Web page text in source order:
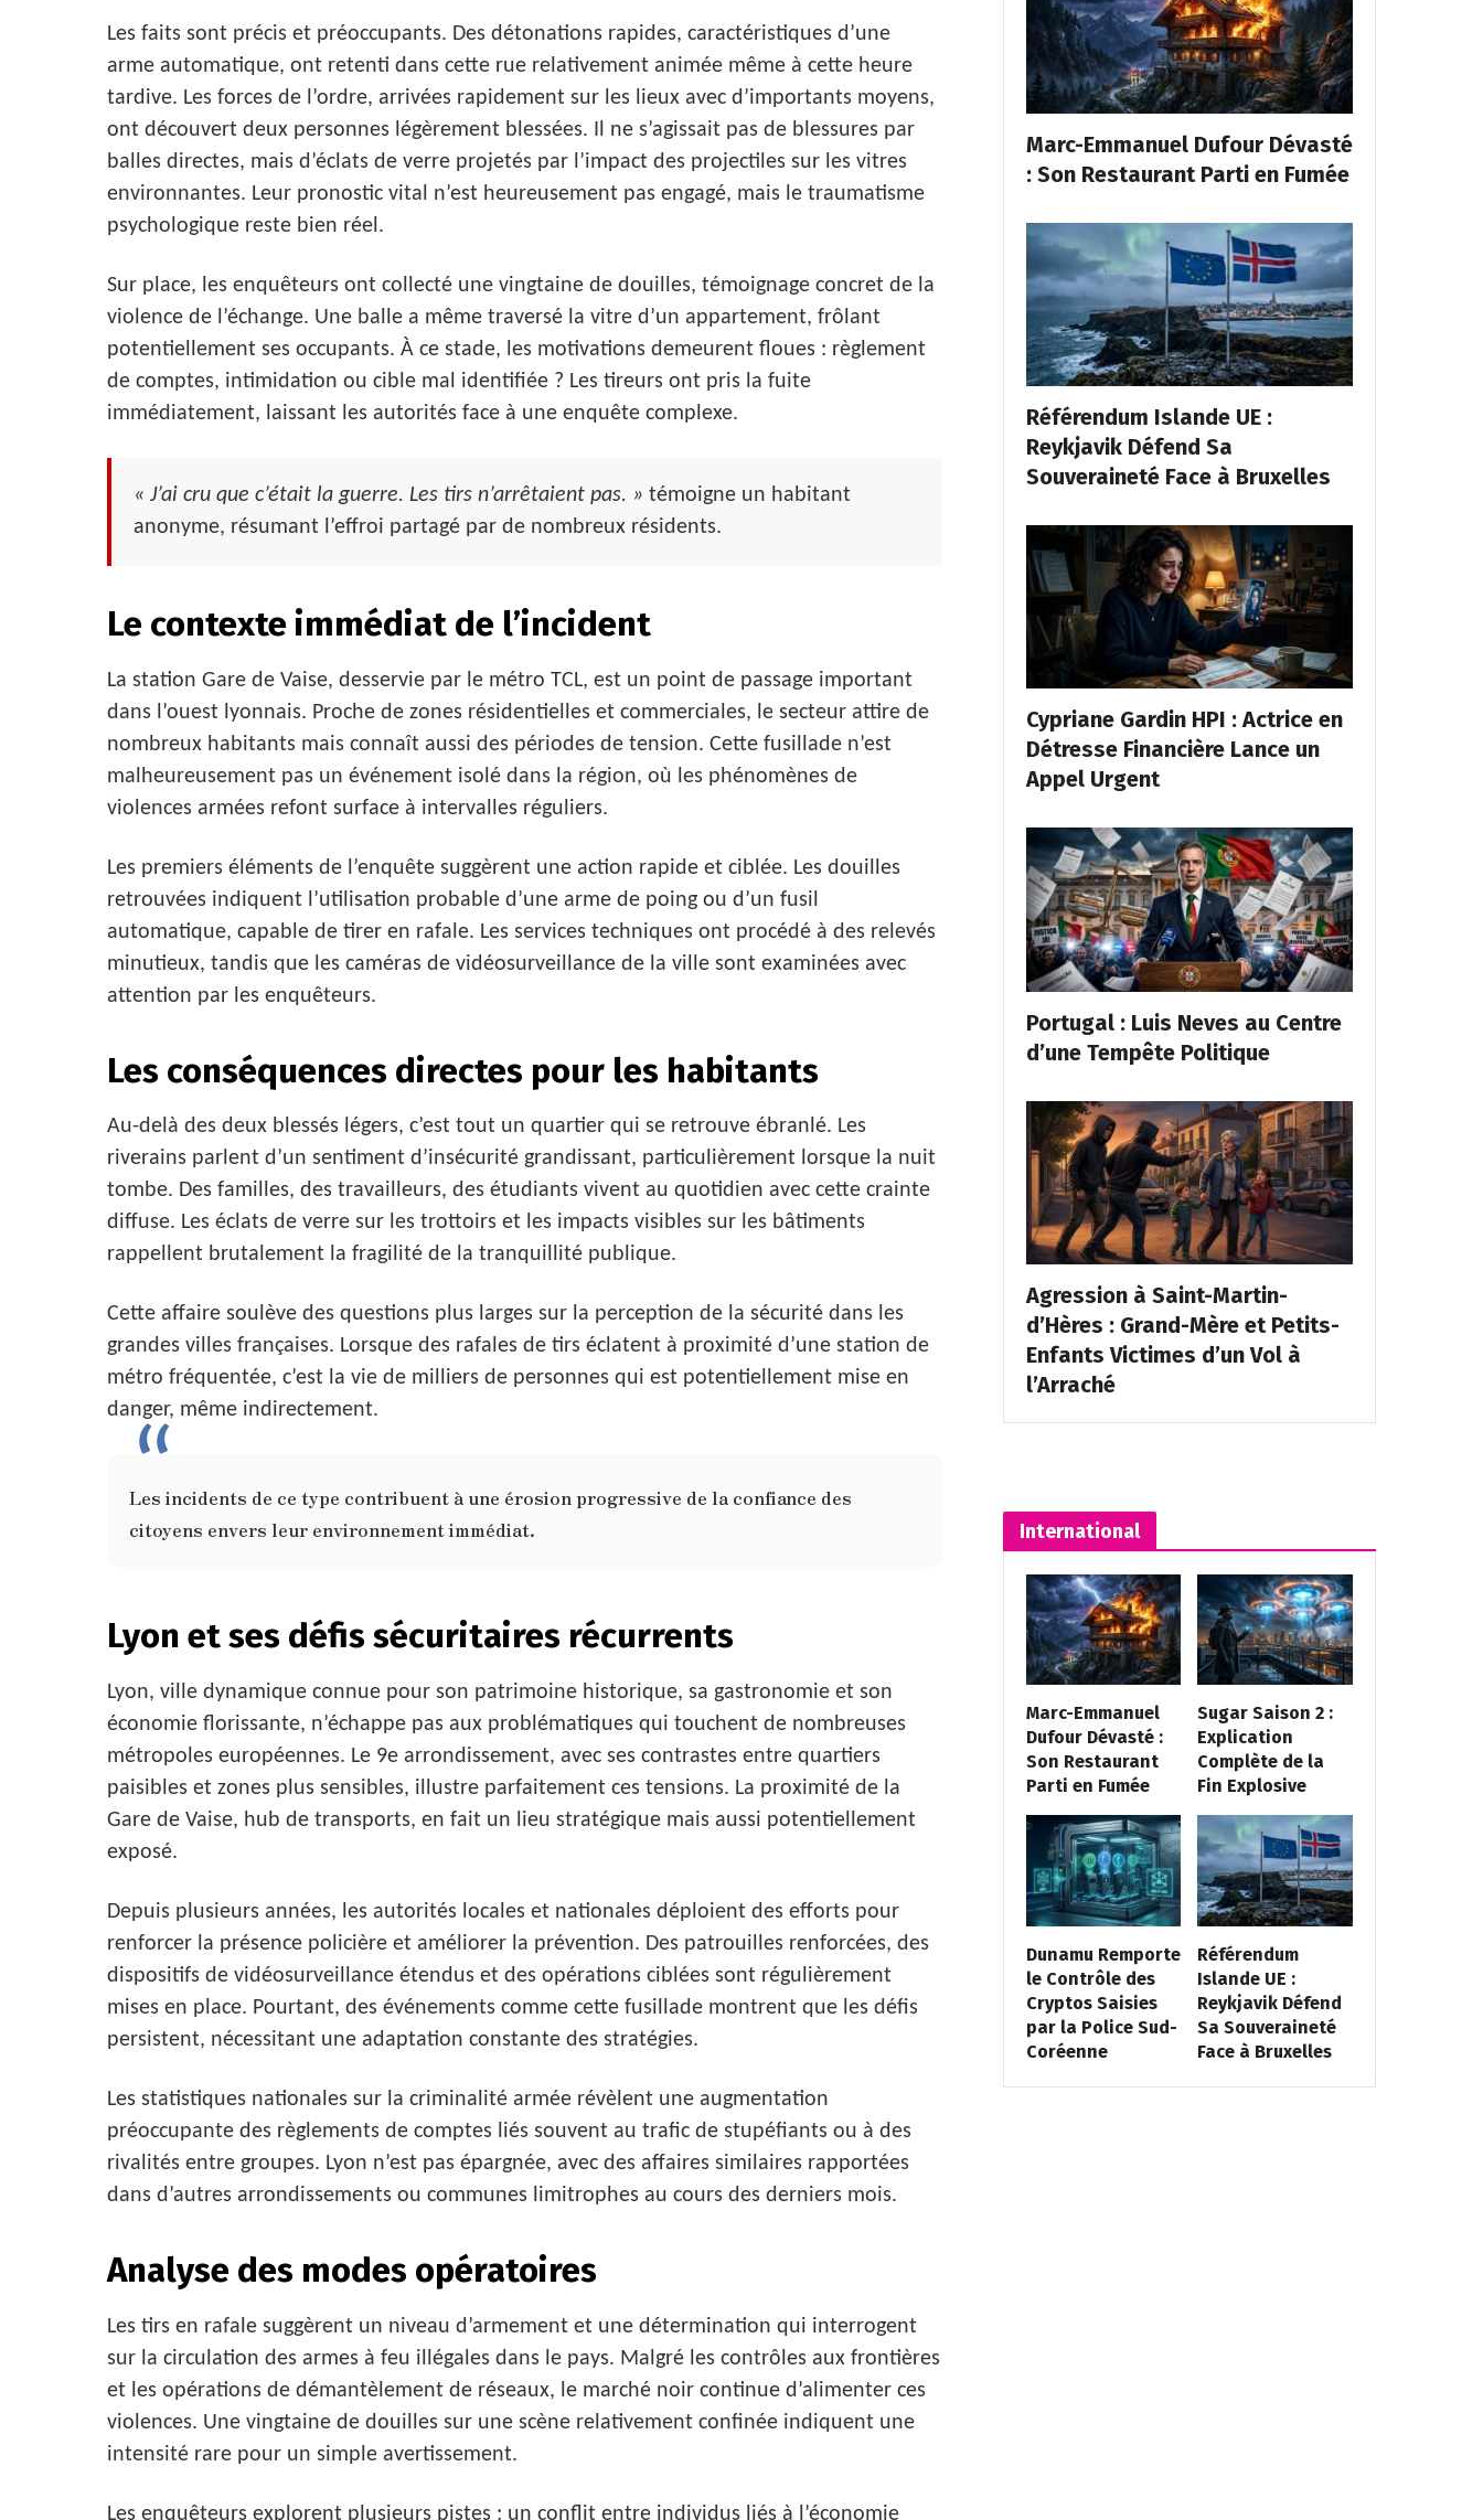
Les faits sont précis et préoccupants. Des détonations rapides, caractéristiques d’une
arme automatique, ont retenti dans cette rue relativement animée même à cette heure
tardive. Les forces de l’ordre, arrivées rapidement sur les lieux avec d’importants moyens,
ont découvert deux personnes légèrement blessées. Il ne s’agissait pas de blessures par
balles directes, mais d’éclats de verre projetés par l’impact des projectiles sur les vitres
environnantes. Leur pronostic vital n’est heureusement pas engagé, mais le traumatisme
psychologique reste bien réel.
Sur place, les enquêteurs ont collecté une vingtaine de douilles, témoignage concret de la
violence de l’échange. Une balle a même traversé la vitre d’un appartement, frôlant
potentiellement ses occupants. À ce stade, les motivations demeurent floues : règlement
de comptes, intimidation ou cible mal identifiée ? Les tireurs ont pris la fuite
immédiatement, laissant les autorités face à une enquête complexe.
« J’ai cru que c’était la guerre. Les tirs n’arrêtaient pas. » témoigne un habitant
anonyme, résumant l’effroi partagé par de nombreux résidents.
Le contexte immédiat de l’incident
La station Gare de Vaise, desservie par le métro TCL, est un point de passage important
dans l’ouest lyonnais. Proche de zones résidentielles et commerciales, le secteur attire de
nombreux habitants mais connaît aussi des périodes de tension. Cette fusillade n’est
malheureusement pas un événement isolé dans la région, où les phénomènes de
violences armées refont surface à intervalles réguliers.
Les premiers éléments de l’enquête suggèrent une action rapide et ciblée. Les douilles
retrouvées indiquent l’utilisation probable d’une arme de poing ou d’un fusil
automatique, capable de tirer en rafale. Les services techniques ont procédé à des relevés
minutieux, tandis que les caméras de vidéosurveillance de la ville sont examinées avec
attention par les enquêteurs.
Les conséquences directes pour les habitants
Au-delà des deux blessés légers, c’est tout un quartier qui se retrouve ébranlé. Les
riverains parlent d’un sentiment d’insécurité grandissant, particulièrement lorsque la nuit
tombe. Des familles, des travailleurs, des étudiants vivent au quotidien avec cette crainte
diffuse. Les éclats de verre sur les trottoirs et les impacts visibles sur les bâtiments
rappellent brutalement la fragilité de la tranquillité publique.
Cette affaire soulève des questions plus larges sur la perception de la sécurité dans les
grandes villes françaises. Lorsque des rafales de tirs éclatent à proximité d’une station de
métro fréquentée, c’est la vie de milliers de personnes qui est potentiellement mise en
danger, même indirectement.
Les incidents de ce type contribuent à une érosion progressive de la confiance des
citoyens envers leur environnement immédiat.
Lyon et ses défis sécuritaires récurrents
Lyon, ville dynamique connue pour son patrimoine historique, sa gastronomie et son
économie florissante, n’échappe pas aux problématiques qui touchent de nombreuses
métropoles européennes. Le 9e arrondissement, avec ses contrastes entre quartiers
paisibles et zones plus sensibles, illustre parfaitement ces tensions. La proximité de la
Gare de Vaise, hub de transports, en fait un lieu stratégique mais aussi potentiellement
exposé.
Depuis plusieurs années, les autorités locales et nationales déploient des efforts pour
renforcer la présence policière et améliorer la prévention. Des patrouilles renforcées, des
dispositifs de vidéosurveillance étendus et des opérations ciblées sont régulièrement
mises en place. Pourtant, des événements comme cette fusillade montrent que les défis
persistent, nécessitant une adaptation constante des stratégies.
Les statistiques nationales sur la criminalité armée révèlent une augmentation
préoccupante des règlements de comptes liés souvent au trafic de stupéfiants ou à des
rivalités entre groupes. Lyon n’est pas épargnée, avec des affaires similaires rapportées
dans d’autres arrondissements ou communes limitrophes au cours des derniers mois.
Analyse des modes opératoires
Les tirs en rafale suggèrent un niveau d’armement et une détermination qui interrogent
sur la circulation des armes à feu illégales dans le pays. Malgré les contrôles aux frontières
et les opérations de démantèlement de réseaux, le marché noir continue d’alimenter ces
violences. Une vingtaine de douilles sur une scène relativement confinée indiquent une
intensité rare pour un simple avertissement.
Les enquêteurs explorent plusieurs pistes : un conflit entre individus liés à l’économie
Marc-Emmanuel Dufour Dévasté
: Son Restaurant Parti en Fumée
Référendum Islande UE :
Reykjavik Défend Sa
Souveraineté Face à Bruxelles
Cypriane Gardin HPI : Actrice en
Détresse Financière Lance un
Appel Urgent
Portugal : Luis Neves au Centre
d’une Tempête Politique
Agression à Saint-Martin-
d’Hères : Grand-Mère et Petits-
Enfants Victimes d’un Vol à
l’Arraché
International
Marc-Emmanuel
Dufour Dévasté :
Son Restaurant
Parti en Fumée
Sugar Saison 2 :
Explication
Complète de la
Fin Explosive
Dunamu Remporte
le Contrôle des
Cryptos Saisies
par la Police Sud-
Coréenne
Référendum
Islande UE :
Reykjavik Défend
Sa Souveraineté
Face à Bruxelles